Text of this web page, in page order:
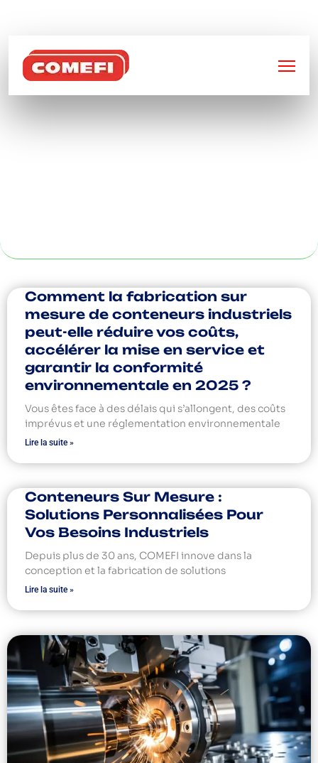
PALETTES
Comment la fabrication sur
mesure de conteneurs industriels
peut-elle réduire vos coûts,
accélérer la mise en service et
garantir la conformité
environnementale en 2025 ?
Vous êtes face à des délais qui s’allongent, des coûts
imprévus et une réglementation environnementale
Lire la suite »
Conteneurs Sur Mesure :
Solutions Personnalisées Pour
Vos Besoins Industriels
Depuis plus de 30 ans, COMEFI innove dans la
conception et la fabrication de solutions
Lire la suite »